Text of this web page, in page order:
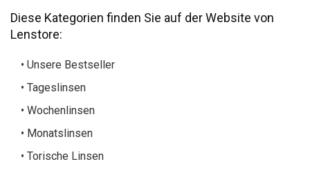
Diese Kategorien finden Sie auf der Website von
Lenstore:
• Unsere Bestseller
• Tageslinsen
• Wochenlinsen
• Monatslinsen
• Torische Linsen